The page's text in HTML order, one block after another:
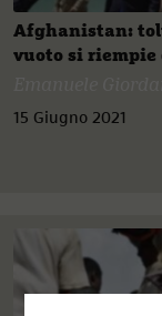
Afghanistan:
vuoto si riempie
15 Giugno 2021